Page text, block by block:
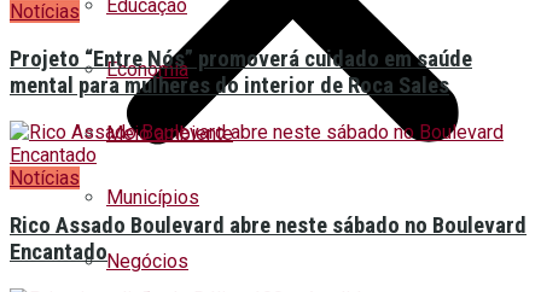
Educação
Economia
Meio ambiente
Municípios
Negócios
Notícias
Projeto “Entre Nós” promoverá cuidado em saúde
mental para mulheres do interior de Roca Sales
Notícias
Rico Assado Boulevard abre neste sábado no Boulevard
Encantado